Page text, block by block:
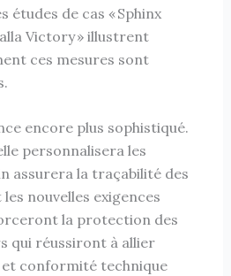
études de cas « Sphinx
Victory » illustrent
ces mesures sont
encore plus sophistiqué.
personnalisera les
assurera la traçabilité des
nouvelles exigences
la protection des
qui réussiront à allier
conformité technique